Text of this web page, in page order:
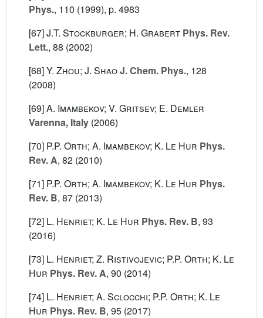
Phys., 110 (1999), p. 4983
[67]J.T. Stockburger; H. Grabert Phys. Rev.
Lett., 88 (2002)
[68]Y. Zhou; J. ShaoJ. Chem. Phys., 128
(2008)
[69]A. Imambekov; V. Gritsev; E. Demler
Varenna, Italy (2006)
[70] P.P. Orth; A. Imambekov; K. Le Hur Phys.
Rev. A, 82 (2010)
[71] P.P. Orth; A. Imambekov; K. Le Hur Phys.
Rev. B, 87 (2013)
[72] L. Henriet; K. Le Hur Phys. Rev. B, 93
(2016)
[73] L. Henriet; Z. Ristivojevic; P.P. Orth; K. Le
Hur Phys. Rev. A, 90 (2014)
[74] L. Henriet; A. Sclocchi; P.P. Orth; K. Le
Hur Phys. Rev. B, 95 (2017)